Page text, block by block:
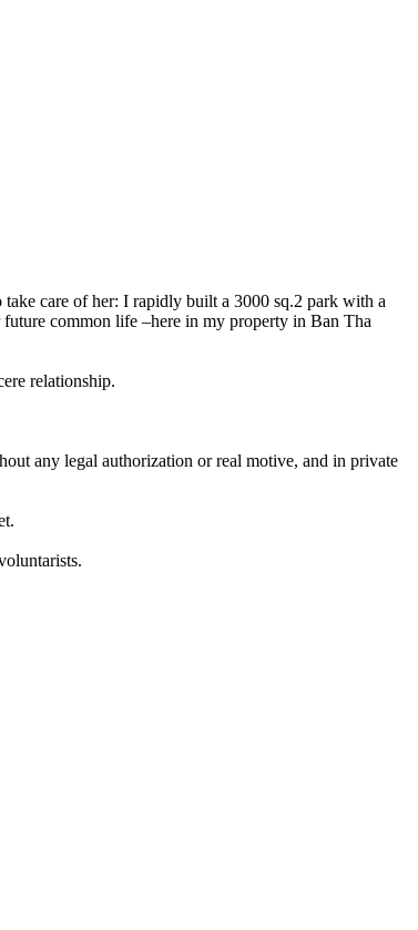
take care of her: I rapidly built a 3000 sq.2 park with a
common life –here in my property in Ban Tha
relationship.
any legal authorization or real motive, and in private